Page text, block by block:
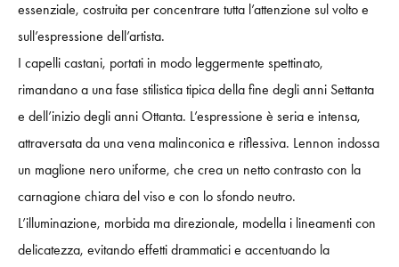
essenziale, costruita per concentrare tutta l’attenzione sul volto e
sull’espressione dell’artista.
I capelli castani, portati in modo leggermente spettinato,
rimandano a una fase stilistica tipica della fine degli anni Settanta
e dell’inizio degli anni Ottanta. L’espressione è seria e intensa,
attraversata da una vena malinconica e riflessiva. Lennon indossa
un maglione nero uniforme, che crea un netto contrasto con la
carnagione chiara del viso e con lo sfondo neutro.
L’illuminazione, morbida ma direzionale, modella i lineamenti con
delicatezza, evitando effetti drammatici e accentuando la